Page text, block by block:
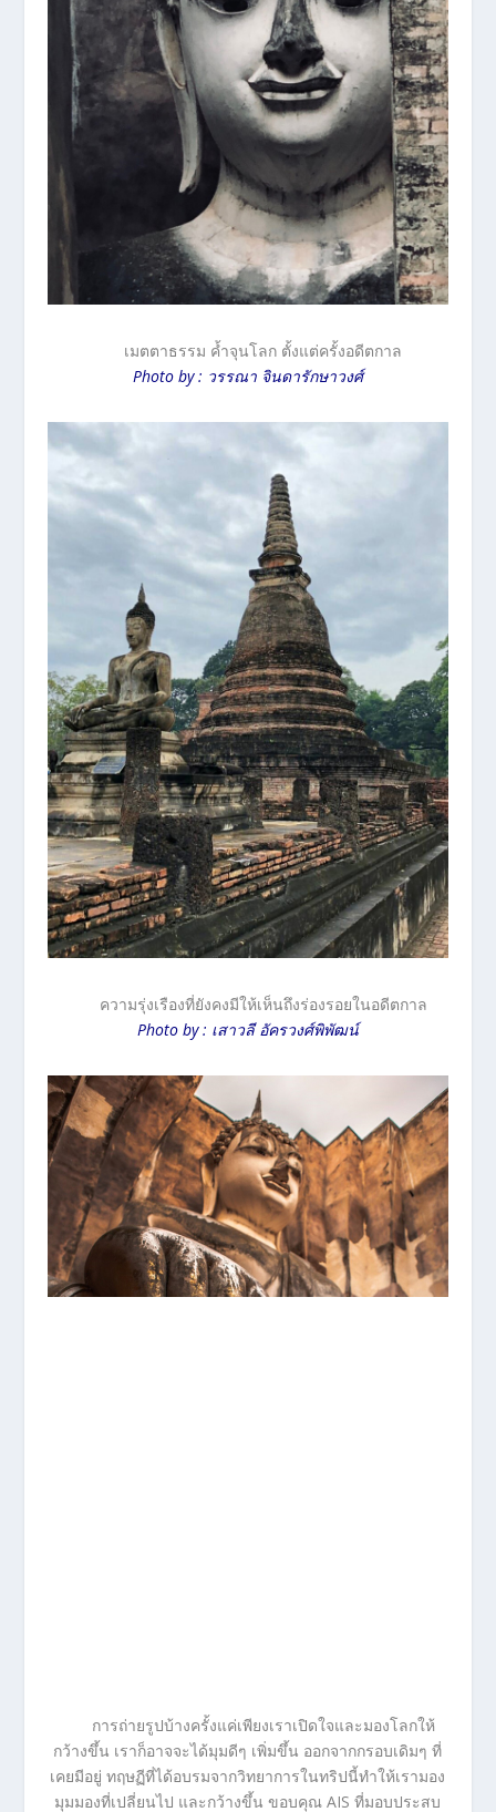
เมตตาธรรม ค้ำจุนโลก ตั้งแต่ครั้งอดีตกาล
Photo by : วรรณา จินดารักษาวงศ์
ความรุ่งเรืองที่ยังคงมีให้เห็นถึงร่องรอยในอดีตกาล
Photo by : เสาวลี อัครวงศ์พิพัฒน์
การถ่ายรูปบ้างครั้งแค่เพียงเราเปิดใจและมองโลกให้
กว้างขึ้น เราก็อาจจะได้มุมดีๆ เพิ่มขึ้น ออกจากกรอบเดิมๆ ที่
เคยมีอยู่ ทฤษฏีที่ได้อบรมจากวิทยาการในทริปนี้ทำให้เรามอง
มุมมองที่เปลี่ยนไป และกว้างขึ้น ขอบคุณ AIS ที่มอบประสบ